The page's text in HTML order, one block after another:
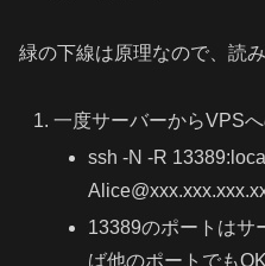
緑の下線は原理なので、読
一度サーバーからVPS
ssh -N -R
13389のポートはサ
ば他のポートでもOK